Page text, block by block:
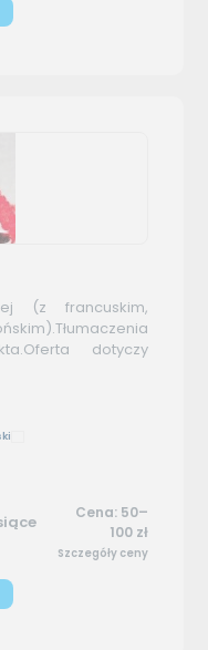
(z francuskim,
dotyczy
Cena: 50–
100 zł
Szczegóły ceny